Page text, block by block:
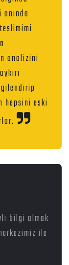
analizini
hepsini eski
bilgi almak
ile